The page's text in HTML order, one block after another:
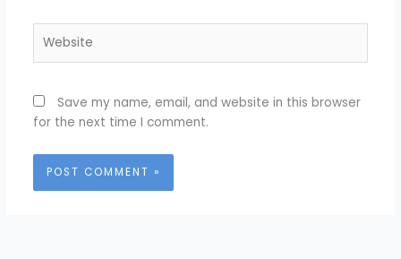
Save my name, email, and website in this browser
for the next time I comment.